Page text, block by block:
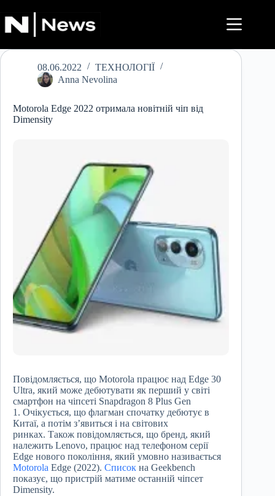
до
вмісту
08.06.2022
ТЕХНОЛОГІЇ
Anna Nevolina
Motorola Edge 2022 отримала новітній чіп від
Dimensity
Повідомляється, що Motorola працює над Edge 30
Ultra, який може дебютувати як перший у світі
смартфон на чіпсеті Snapdragon 8 Plus Gen
1. Очікується, що флагман спочатку дебютує в
Китаї, а потім з’явиться і на світових
ринках. Також повідомляється, що бренд, який
належить Lenovo, працює над телефоном серії
Edge нового покоління, який умовно називається
Motorola Edge (2022). Список на Geekbench
показує, що пристрій матиме останній чіпсет
Dimensity.